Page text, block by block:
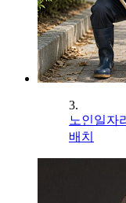
3.
노인일자
배치